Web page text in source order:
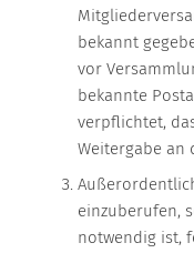
bekannt
vor
bekannte
verpflichtet,
Weitergabe an
einzuberufen,
notwendig ist,